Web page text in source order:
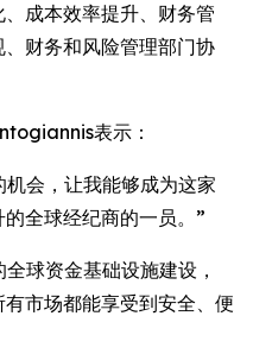
成本效率提升、财务管
财务和风险管理部门协
表示：
会，让我能够成为这家
全球经纪商的一员。”
球资金基础设施建设，
市场都能享受到安全、便